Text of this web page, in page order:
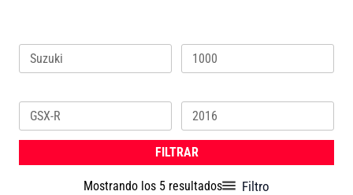
FILTRAR
Mostrando los 5 resultados Filtro